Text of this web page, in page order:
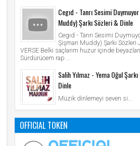
Cegıd - Tanrı Sesimi
Muddy) Şarkı Sözleri & Dinle
Cegıd - Tanrı Sesimi
Şişman Muddy) Şarkı Sözleri
VERSE Belki saçlarım huzur içinde
Sürdürücem rap ...
Salih Yılmaz - Yema Oğul
Dinle
Müzik dinlemeyi seven si...
OFFICIAL TOKEN